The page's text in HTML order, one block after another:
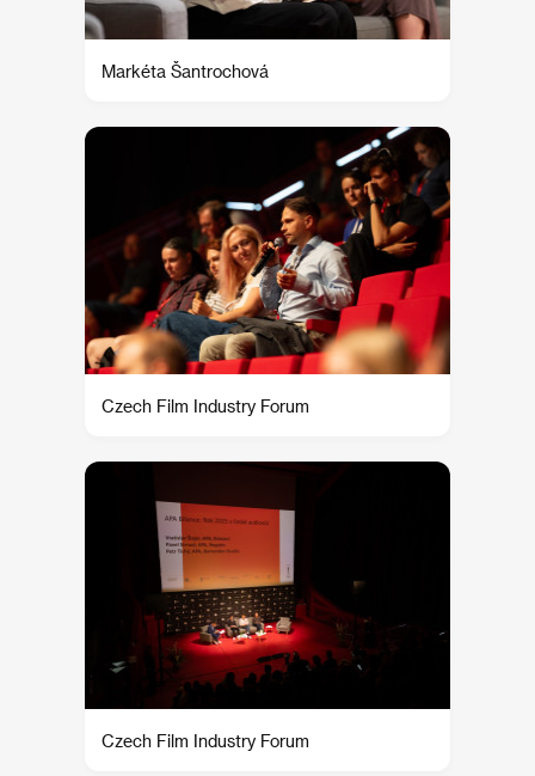
Markéta Šantrochová
Czech Film Industry Forum
Czech Film Industry Forum